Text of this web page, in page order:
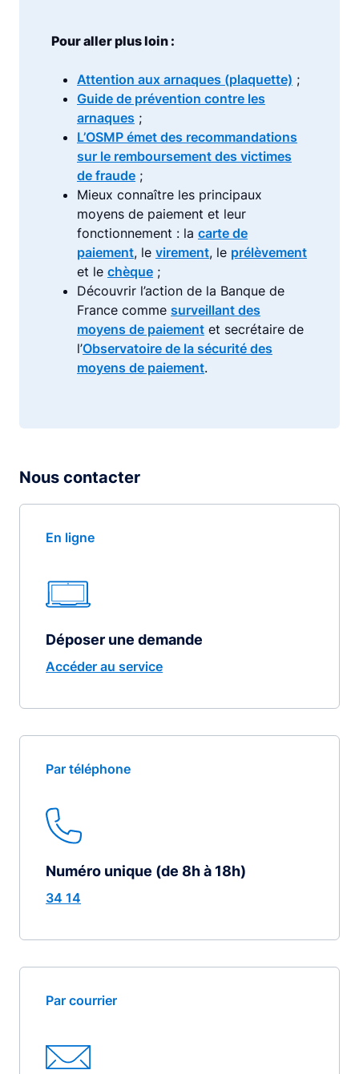
Pour aller plus loin :
Attention aux arnaques (plaquette) ;
Guide de prévention contre les
arnaques ;
L’OSMP émet des recommandations
sur le remboursement des victimes
de fraude ;
Mieux connaître les principaux
moyens de paiement et leur
fonctionnement : la carte de
paiement, le virement, le prélèvement
et le chèque ;
Découvrir l’action de la Banque de
France comme surveillant des
moyens de paiement et secrétaire de
l’Observatoire de la sécurité des
moyens de paiement.
Nous contacter
En ligne
Déposer une demande
Accéder au service
Par téléphone
Numéro unique (de 8h à 18h)
34 14
Par courrier